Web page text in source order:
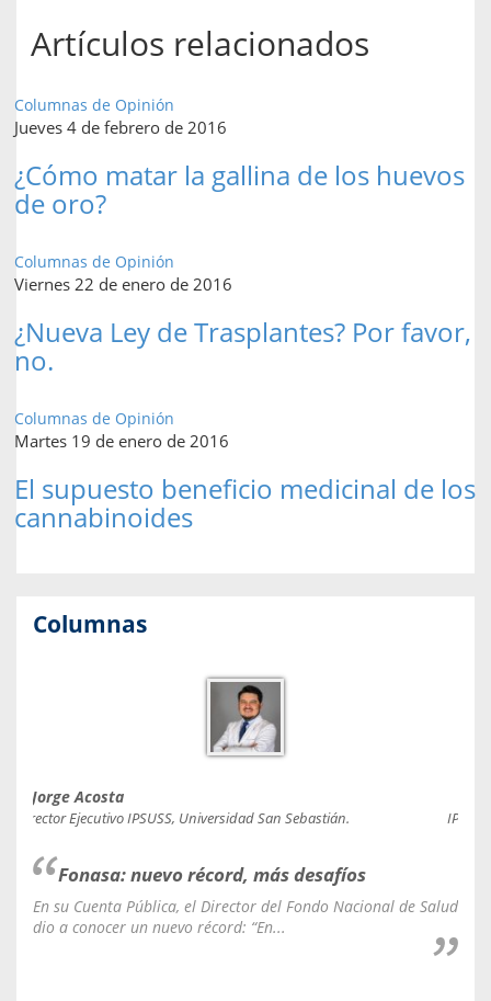
Artículos relacionados
Columnas de Opinión
Jueves 4 de febrero de 2016
¿Cómo matar la gallina de los huevos
de oro?
Columnas de Opinión
Viernes 22 de enero de 2016
¿Nueva Ley de Trasplantes? Por favor,
no.
Columnas de Opinión
Martes 19 de enero de 2016
El supuesto beneficio medicinal de los
cannabinoides
Columnas
Jorge Acosta
Director Ejecutivo IPSUSS, Universidad San Sebastián.
Fonasa: nuevo récord, más desafíos
En su Cuenta Pública, el Director del Fondo Nacional de Salud
dio a conocer un nuevo récord: “En...